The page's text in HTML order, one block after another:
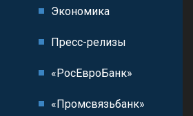
Экономика
Пресс-релизы
«РосЕвроБанк»
«Промсвязьбанк»